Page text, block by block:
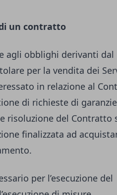
un contratto
agli obblighi derivanti dal
per la vendita dei
in relazione al
di richieste di
risoluzione del Contratto
finalizzata ad
per l’esecuzione del